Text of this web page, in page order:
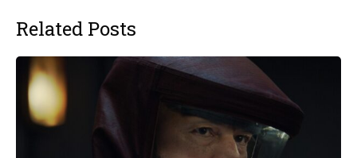
Related Posts